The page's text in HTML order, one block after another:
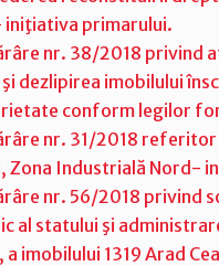
primarului.
nr. 38/2018 privind
dezlipirea imobilului
conform legilor
nr. 31/2018
Zona Industrială Nord-
nr. 56/2018 privind
al statului şi
a imobilului 1319 Arad